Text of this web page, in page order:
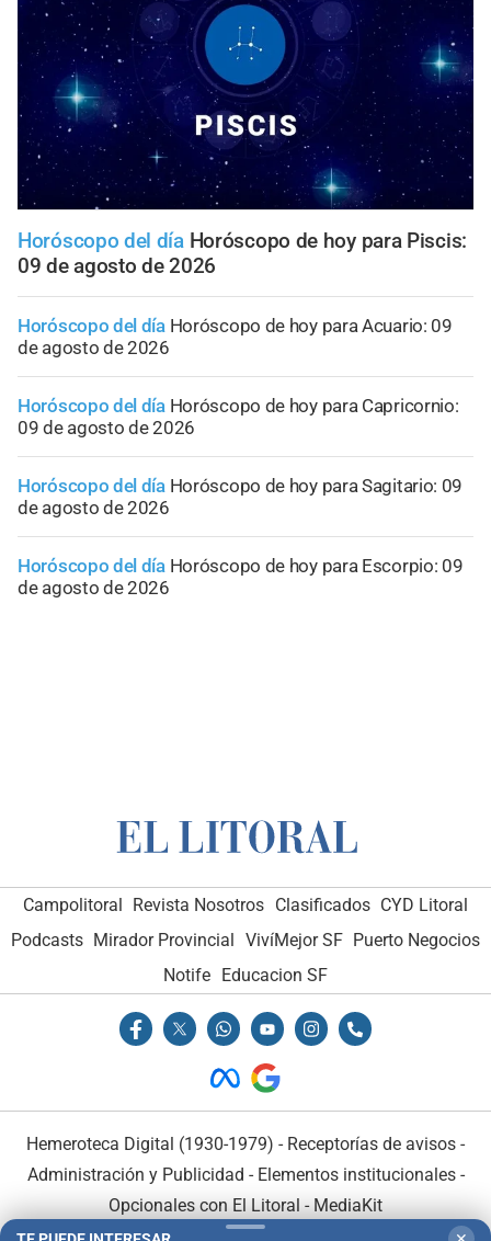
Horóscopo del día Horóscopo de hoy para Piscis:
09 de agosto de 2026
Horóscopo del día Horóscopo de hoy para Acuario: 09
de agosto de 2026
Horóscopo del día Horóscopo de hoy para Capricornio:
09 de agosto de 2026
Horóscopo del día Horóscopo de hoy para Sagitario: 09
de agosto de 2026
Horóscopo del día Horóscopo de hoy para Escorpio: 09
de agosto de 2026
Campolitoral Revista Nosotros Clasificados CYD Litoral
Podcasts Mirador Provincial VivíMejor SF Puerto Negocios
Notife
Educacion SF
Hemeroteca Digital (1930-1979) - Receptorías de avisos -
Administración y Publicidad - Elementos institucionales-
Opcionales con El Litoral - MediaKit